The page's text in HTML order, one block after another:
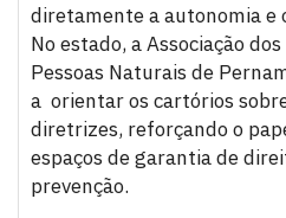
diretamente a autonomia e
No estado, a Associação
Pessoas Naturais de
a orientar os cartórios
diretrizes, reforçando o
espaços de garantia de
prevenção.